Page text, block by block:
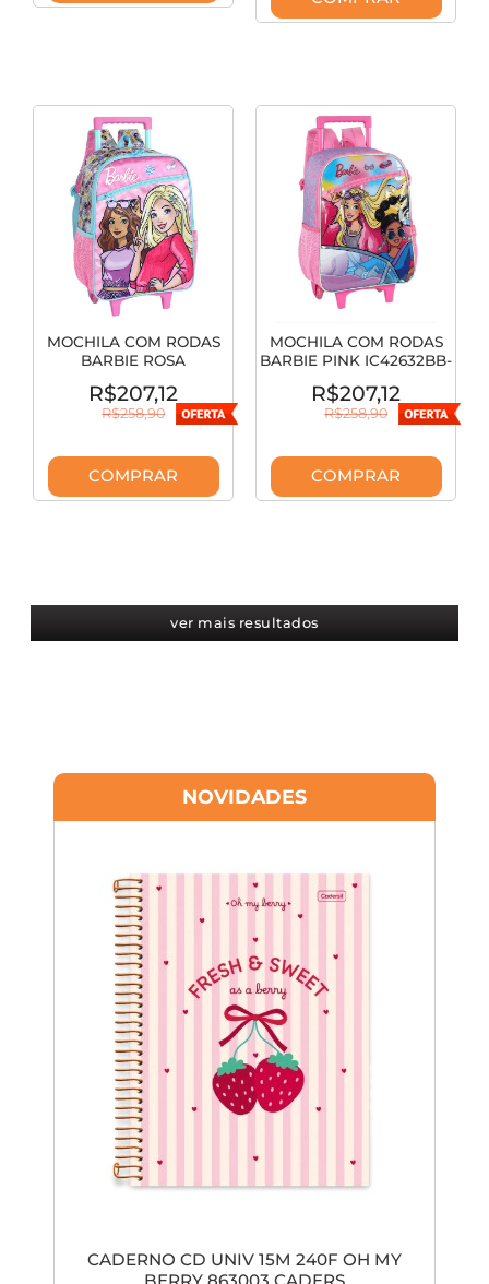
MOCHILA COM RODAS
BARBIE ROSA
R$207,12
R$258,90
COMPRAR
MOCHILA COM RODAS
BARBIE PINK IC42632BB-
R$207,12
R$258,90
COMPRAR
ver mais resultados
NOVIDADES
CADERNO CD UNIV 15M 240F OH MY